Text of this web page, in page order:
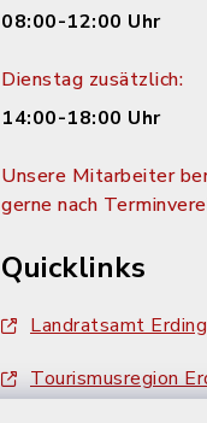
08:00-12:00 Uhr
Dienstag zusätzlich:
14:00-18:00 Uhr
Unsere Mitarbeiter
gerne nach
Quicklinks
Landratsamt Erding
Tourismusregion